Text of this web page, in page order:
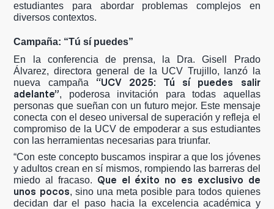
estudiantes para abordar problemas complejos en
diversos contextos.
Campaña: “Tú sí puedes”
En la conferencia de prensa, la Dra. Gisell Prado
Álvarez, directora general de la UCV Trujillo, lanzó la
nueva campaña “UCV 2025: Tú sí puedes salir
adelante”, poderosa invitación para todas aquellas
personas que sueñan con un futuro mejor. Este mensaje
conecta con el deseo universal de superación y refleja el
compromiso de la UCV de empoderar a sus estudiantes
con las herramientas necesarias para triunfar.
“Con este concepto buscamos inspirar a que los jóvenes
y adultos crean en sí mismos, rompiendo las barreras del
miedo al fracaso. Que el éxito no es exclusivo de
unos pocos, sino una meta posible para todos quienes
decidan dar el paso hacia la excelencia académica y